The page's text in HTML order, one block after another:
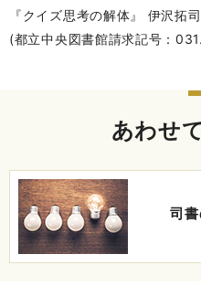
『クイズ思考の解体』 伊沢拓
(都立中央図書館請求記号：
あわせ
司